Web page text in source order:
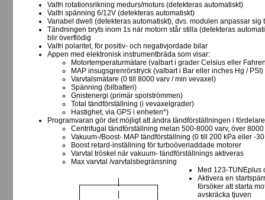
Valfri rotationsrikning medurs/moturs (detekteras automatiskt)
Valfri spänning 6/12V (detekteras automatiskt)
Variabel dwell (detekteras automatiskt), dvs. modulen anpassar
Tändningen bryts inom 1s när motorn står stilla (detekteras
blir överflödig
Valfri polaritet, för positiv- och negativjordade bilar
Appen med elektronisk instrumentbräda som visar:
Motortemperaturmätare (valbart i grader Celsius eller
MAP insugsgrenrörstryck (valbart i Bar eller inches Hg / PSI)
Varvtalsmätare (0 till 8000 varv / min vevaxel)
Spänning (bilbatteri)
Gnistenergi (primär spolströmmen)
Total tändförställning (i vevaxelgrader)
Hastighet, via GPS i enheten*)
Programvaran gör det möjligt att ändra tändförställningen i
Centrifugal tändförställning melan 500-8000 varv, över
Vakuum-/Boost- MAP tändförställning (0 till 200 kPa eller -
Boost retard-inställning för turboöverladdade motorer
Varvtal tröskel när vakuum- tändförställnings aktiveras
Max varvtal /varvtalsbegränsning
Med 123-TUNEplus
Aktivera en
försöker att starta
avskräcka tjuven